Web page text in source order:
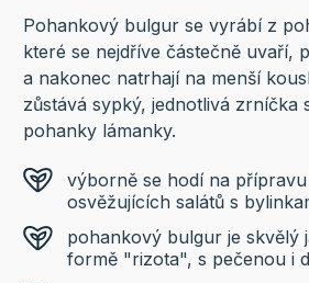
Pohankový bulgur se vyrábí z
které se nejdříve částečně uvaří,
a nakonec natrhají na menší
zůstává sypký, jednotlivá zrníčka
pohanky lámanky.
výborně se hodí na
osvěžujících salátů s
pohankový bulgur je skvělý
formě "rizota", s pečenou i